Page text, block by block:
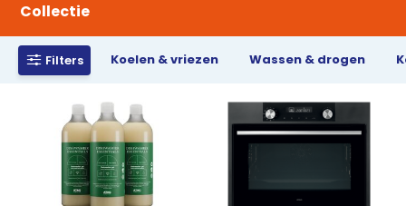
Collectie
Filters Koelen & vriezen Wassen & drogen